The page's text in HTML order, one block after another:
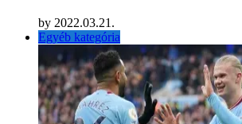
by 2022.03.21.
Egyéb kategória